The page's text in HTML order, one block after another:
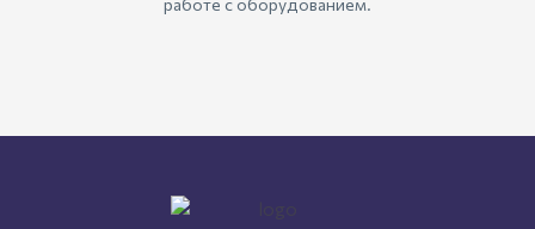
работе с оборудованием.